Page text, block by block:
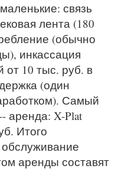
связь
лента (180
(обычно
инкассация
от 10 тыс. руб. в
(один
Самый
аренда: X-Plat
Итого
аренды составят